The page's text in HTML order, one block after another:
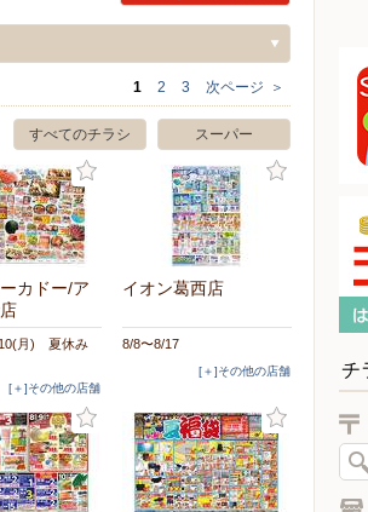
1 2 3 次ページ ＞
スーパー
すべてのチラシ
カドー/ア
月) 夏休み
[＋]その他の店舗
イオン葛西店
8/8〜8/17
[＋]その他の店舗 チ